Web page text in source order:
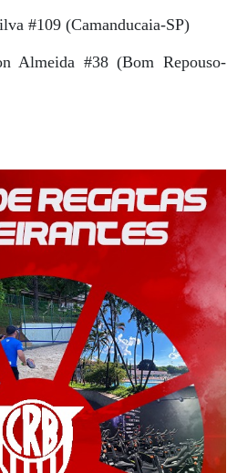
#109 (Camanducaia-SP)
Almeida #38 (Bom Repouso-